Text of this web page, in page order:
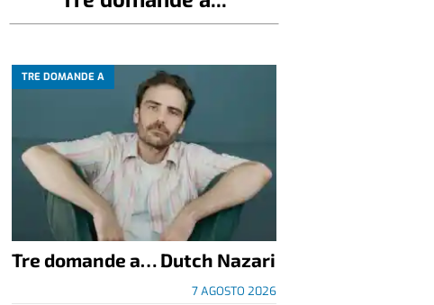
TRE DOMANDE A
Tre domande a… Dutch Nazari
7 AGOSTO 2026